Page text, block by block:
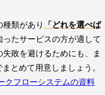
類があり
「どれを選べば
ったサービスの方が適して
敗を避けるためにも、ま
とめて用意しましょう。
クフローシステムの資料